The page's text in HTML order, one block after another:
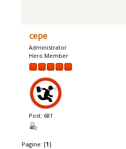
cepe
Administrator
Hero Member
Post: 681
Pagine: [1]